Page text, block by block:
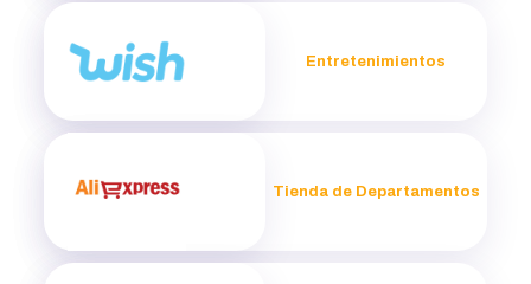
Entretenimientos
Tienda de Departamentos